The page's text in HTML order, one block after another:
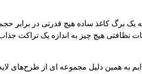
یک برگ کاغذ ساده هیچ قدرتی در برابر
هیچ چیز به اندازه یک تراکت جذاب
به همین دلیل مجموعه‌ ای از طرح‌های